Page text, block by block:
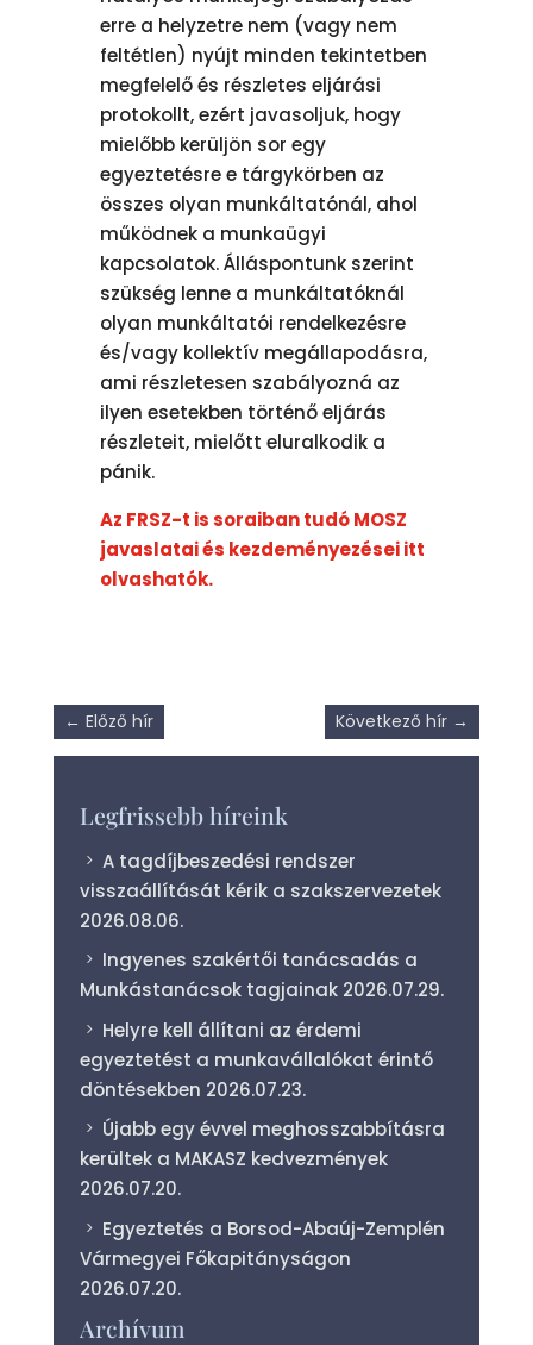
erre a helyzetre nem (vagy nem
feltétlen) nyújt minden tekintetben
megfelelő és részletes eljárási
protokollt, ezért javasoljuk, hogy
mielőbb kerüljön sor egy
egyeztetésre e tárgykörben az
összes olyan munkáltatónál, ahol
működnek a munkaügyi
kapcsolatok. Álláspontunk szerint
szükség lenne a munkáltatóknál
olyan munkáltatói rendelkezésre
és/vagy kollektív megállapodásra,
ami részletesen szabályozná az
ilyen esetekben történő eljárás
részleteit, mielőtt eluralkodik a
pánik.
Az FRSZ-t is soraiban tudó MOSZ
javaslatai és kezdeményezései itt
olvashatók.
← Előző hír Következő hír →
Legfrissebb híreink
A tagdíjbeszedési rendszer
visszaállítását kérik a szakszervezetek
2026.08.06.
Ingyenes szakértői tanácsadás a
Munkástanácsok tagjainak 2026.07.29.
Helyre kell állítani az érdemi
egyeztetést a munkavállalókat érintő
döntésekben 2026.07.23.
Újabb egy évvel meghosszabbításra
kerültek a MAKASZ kedvezmények
2026.07.20.
Egyeztetés a Borsod-Abaúj-Zemplén
Vármegyei Főkapitányságon
2026.07.20.
Archívum